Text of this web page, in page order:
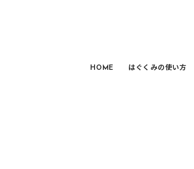
HOME はぐくみの使い方